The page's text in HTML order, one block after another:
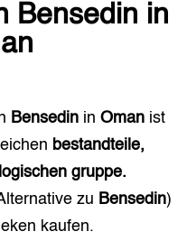
Bensedin in
Bensedin in Oman ist
bestandteile,
gruppe.
zu Bensedin)
kaufen.